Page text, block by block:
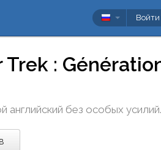
Войти
Trek :
английский без особых усилий.